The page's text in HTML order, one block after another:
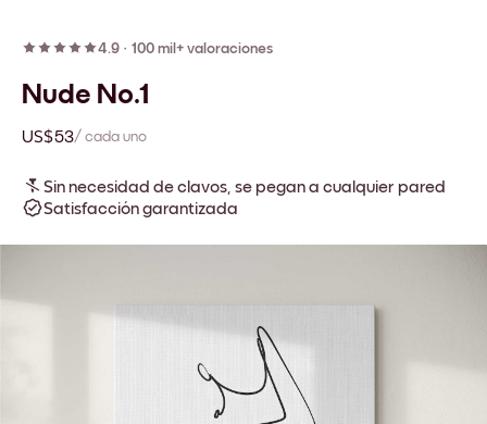
4.9 · 100 mil+ valoraciones
Nude No.1
US$53/ cada uno
Sin necesidad de clavos, se pegan a cualquier pared
Satisfacción garantizada